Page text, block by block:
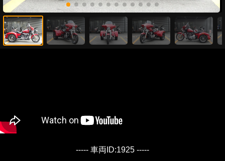
----- 車両ID:1925 -----